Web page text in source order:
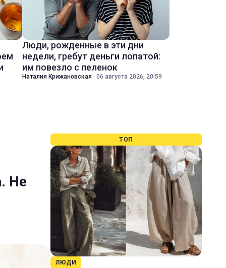
Люди, рожденные в эти дни
недели, гребут деньги лопатой:
им повезло с пеленок
Наталия Крижановская · 06 августа 2026, 20:59
Не
ТОП
ЛЮДИ